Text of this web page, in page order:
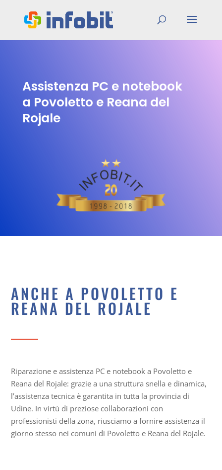
Assistenza PC e notebook
a Povoletto e Reana del
Rojale
ANCHE A POVOLETTO E
REANA DEL ROJALE
Riparazione e assistenza PC e notebook a Povoletto e
Reana del Rojale: grazie a una struttura snella e dinamica,
l’assistenza tecnica è garantita in tutta la provincia di
Udine. In virtù di preziose collaborazioni con
professionisti della zona, riusciamo a fornire assistenza il
giorno stesso nei comuni di Povoletto e Reana del Rojale.